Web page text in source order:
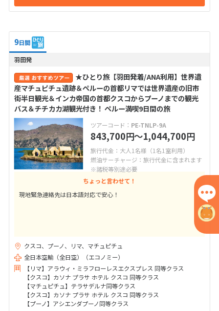
9日間
羽田発
★ひとり旅【羽田発着/ANA利用】世界遺
産マチュピチュ遺跡＆ペルーの首都リマでは世界遺産の旧市
街半日観光＆インカ帝国の首都クスコからプーノまでの観光
バス＆チチカカ湖観光付き！ ペルー満喫9日間の旅
ツアーコード： PE-TNLP-9A
843,700円〜1,044,700円
旅行代金：大人1名様（1名1室利用）
燃油サーチャージ：旅行代金に含まれます
※諸税等別途必要
ちょっと言わせて！
現地緊急連絡先は日本語対応で安心！
クスコ、プーノ、リマ、マチュピチュ
全日本空輸（全日空）（エコノミー）
【リマ】アラウィ・ミラフローレスエクスプレス 同等クラス
【クスコ】カソナ プラサ ホテル クスコ 同等クラス
【マチュピチュ】テラサデルナ同等クラス
【クスコ】カソナ プラサ ホテル クスコ 同等クラス
【プーノ】アシエンダプーノ同等クラス